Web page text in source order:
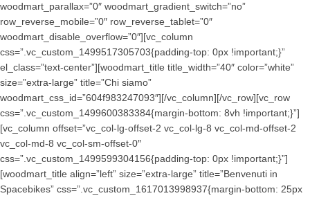
woodmart_parallax=”0″ woodmart_gradient_switch=”no”
row_reverse_mobile=”0″ row_reverse_tablet=”0″
woodmart_disable_overflow=”0″][vc_column
css=”.vc_custom_1499517305703{padding-top: 0px !important;}”
el_class=”text-center”][woodmart_title title_width=”40″ color=”white”
size=”extra-large” title=”Chi siamo”
woodmart_css_id=”604f983247093″][/vc_column][/vc_row][vc_row
css=”.vc_custom_1499600383384{margin-bottom: 8vh !important;}”]
[vc_column offset=”vc_col-lg-offset-2 vc_col-lg-8 vc_col-md-offset-2
vc_col-md-8 vc_col-sm-offset-0″
css=”.vc_custom_1499599304156{padding-top: 0px !important;}”]
[woodmart_title align=”left” size=”extra-large” title=”Benvenuti in
Spacebikes” css=”.vc_custom_1617013998937{margin-bottom: 25px